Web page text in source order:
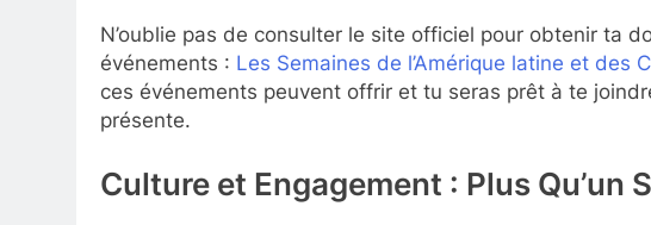
N’oublie pas de consulter le site officiel pour obtenir ta
événements : Les Semaines de l’Amérique latine et des
ces événements peuvent offrir et tu seras prêt à te
présente.
Culture et Engagement : Plus Qu’un